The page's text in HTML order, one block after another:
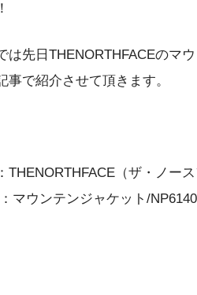
は先日THENORTHFACEのマ
事で紹介させて頂きます。
THENORTHFACE（ザ・ノース
マウンテンジャケット/